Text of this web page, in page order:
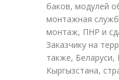
баков, модулей
монтажная
монтаж, ПНР и
Заказчику на
также, Беларуси,
Кыргызстана,